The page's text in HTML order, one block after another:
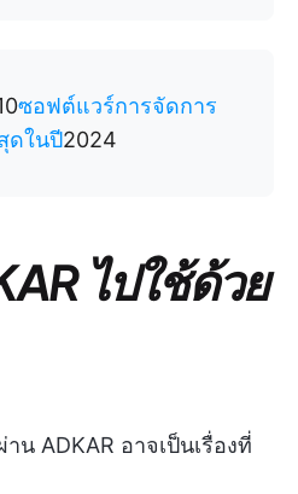
ซอฟต์แวร์การจัดการ
ดในปี2024
ไปใช้ด้วย
น ADKAR อาจเป็นเรื่องที่